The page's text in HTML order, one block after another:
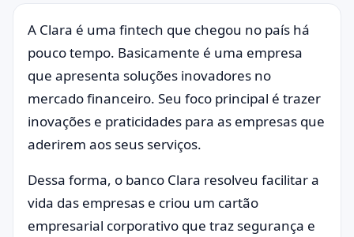
A Clara é uma fintech que chegou no país há
pouco tempo. Basicamente é uma empresa
que apresenta soluções inovadores no
mercado financeiro. Seu foco principal é trazer
inovações e praticidades para as empresas que
aderirem aos seus serviços.
Dessa forma, o banco Clara resolveu facilitar a
vida das empresas e criou um cartão
empresarial corporativo que traz segurança e